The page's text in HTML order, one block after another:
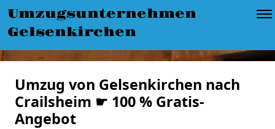
Umzugsunternehmen
Gelsenkirchen
Umzug von Gelsenkirchen nach
Crailsheim ☛ 100 % Gratis-
Angebot